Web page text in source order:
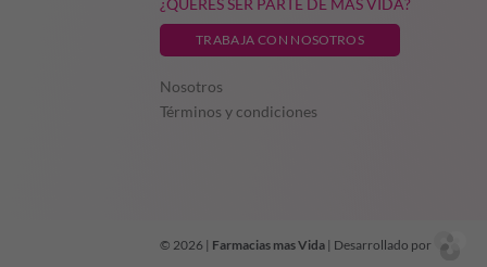
¿QUERÉS SER PARTE DE MÁS VIDA?
TRABAJA CON NOSOTROS
Nosotros
Términos y condiciones
© 2026 | Farmacias mas Vida | Desarrollado por